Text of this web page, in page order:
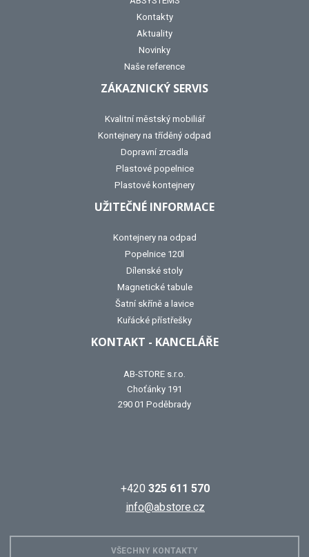
Kontakty
Aktuality
Novinky
Naše reference
ZÁKAZNICKÝ SERVIS
Kvalitní městský mobiliář
Kontejnery na tříděný odpad
Dopravní zrcadla
Plastové popelnice
Plastové kontejnery
UŽITEČNÉ INFORMACE
Kontejnery na odpad
Popelnice 120l
Dílenské stoly
Magnetické tabule
Šatní skříně a lavice
Kuřácké přístřešky
KONTAKT - KANCELÁŘE
AB-STORE s.r.o.
Choťánky 191
290 01 Poděbrady
+420 325 611 570
info@abstore.cz
VŠECHNY KONTAKTY